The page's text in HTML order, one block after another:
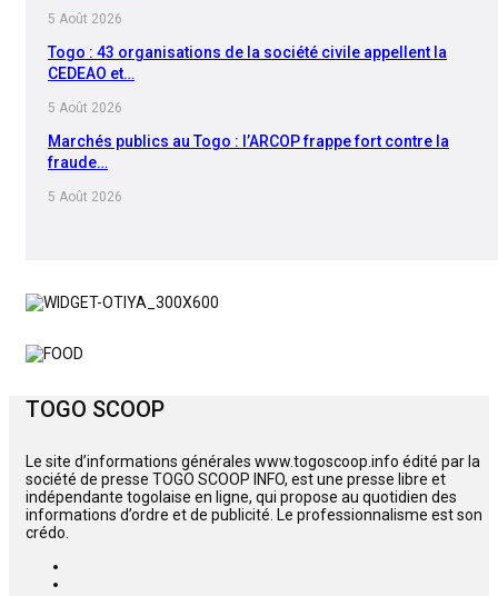
5 Août 2026
Togo : 43 organisations de la société civile appellent la
CEDEAO et…
5 Août 2026
Marchés publics au Togo : l’ARCOP frappe fort contre la
fraude…
5 Août 2026
TOGO SCOOP
Le site d’informations générales www.togoscoop.info édité par la
société de presse TOGO SCOOP INFO, est une presse libre et
indépendante togolaise en ligne, qui propose au quotidien des
informations d’ordre et de publicité. Le professionnalisme est son
crédo.